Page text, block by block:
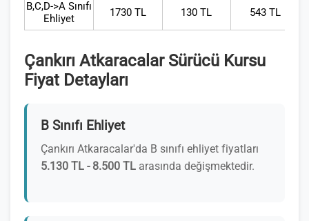
B,C,D->A Sınıfı
Ehliyet
1730 TL 130 TL 543 TL
Çankırı Atkaracalar Sürücü Kursu
Fiyat Detayları
B Sınıfı Ehliyet
Çankırı Atkaracalar'da B sınıfı ehliyet fiyatları
5.130 TL - 8.500 TL arasında değişmektedir.